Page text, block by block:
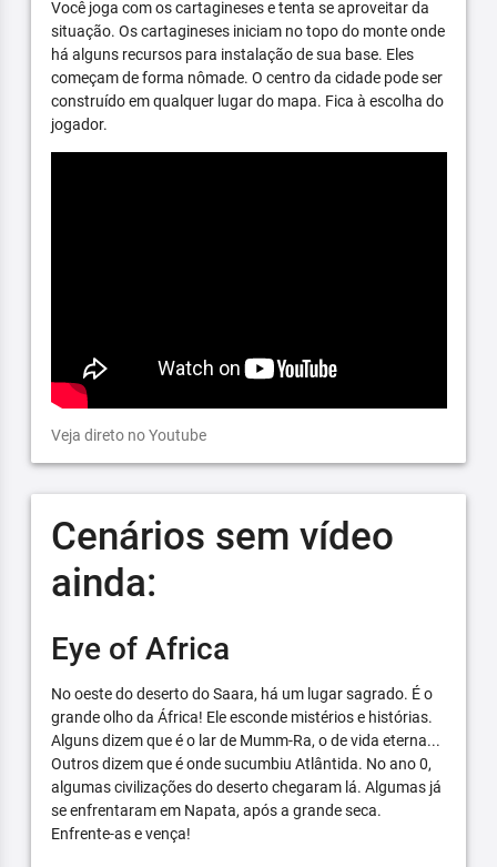
Você joga com os cartagineses e tenta se aproveitar da
situação. Os cartagineses iniciam no topo do monte onde
há alguns recursos para instalação de sua base. Eles
começam de forma nômade. O centro da cidade pode ser
construído em qualquer lugar do mapa. Fica à escolha do
jogador.
Veja direto no Youtube
Cenários sem vídeo
ainda:
Eye of Africa
No oeste do deserto do Saara, há um lugar sagrado. É o
grande olho da África! Ele esconde mistérios e histórias.
Alguns dizem que é o lar de Mumm-Ra, o de vida eterna...
Outros dizem que é onde sucumbiu Atlântida. No ano 0,
algumas civilizações do deserto chegaram lá. Algumas já
se enfrentaram em Napata, após a grande seca.
Enfrente-as e vença!